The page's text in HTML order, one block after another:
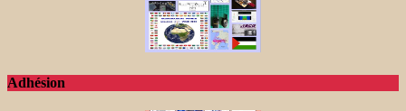
Adhésion